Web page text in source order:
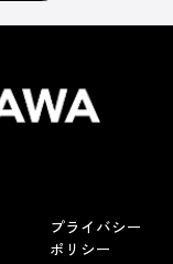
プライバシー
ポリシー